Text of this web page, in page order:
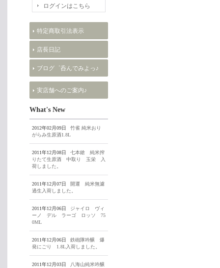
ログインはこちら
特定商取引法表示
店長日記
ブログ゜呑んでみよっ♪
実店舗へのご案内♪
What's New
2012年02月09日
竹雀 純米おり
がらみ生原酒1.8L
2011年12月08日
七本鎗 純米搾
りたて生原酒 中取り 玉栄 入
荷しました。
2011年12月07日
開運 純米無濾
過生入荷しました。
2011年12月06日
ジャイロ ヴィ
ーノ デル ラーゴ ロッソ 75
0ML
2011年12月06日
鉄砲隊吟醸 爆
発にごり 1.8L入荷しました。
2011年12月03日
八海山純米吟醸